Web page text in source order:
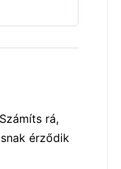
rá,
érződik